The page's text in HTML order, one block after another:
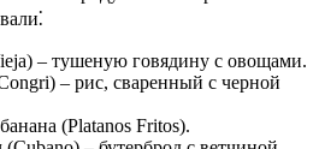
– тушеную говядину с овощами.
– рис, сваренный с черной
(Platanos Fritos).